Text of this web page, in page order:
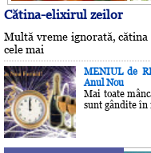
Cătina-elixirul zeilor
Multă vreme ignorată,
cele mai
MENIUL de
Anul Nou
Mai toate
sunt gândite în